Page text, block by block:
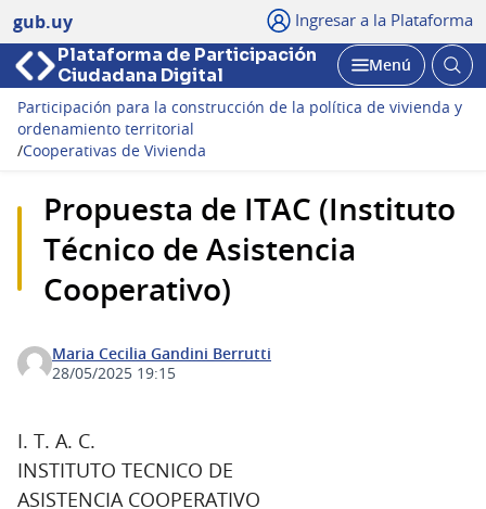
gub.uy Ingresar a la Plataforma
Plataforma de Participación
Ciudadana Digital
Abrir
Menú
Participación para la construcción de la política de vivienda y
ordenamiento territorial
/Cooperativas de Vivienda
Propuesta de ITAC (Instituto
Técnico de Asistencia
Cooperativo)
Maria Cecilia Gandini Berrutti
28/05/2025 19:15
I. T. A. C.
INSTITUTO TECNICO DE
ASISTENCIA COOPERATIVO